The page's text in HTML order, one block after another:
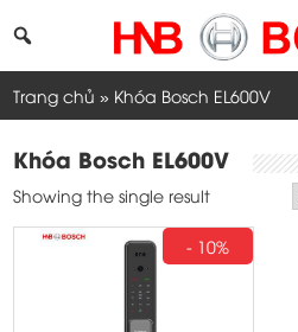
to
Trang chủ » Khóa Bosch EL600V
Khóa Bosch EL600V
Showing the single result
- 10%